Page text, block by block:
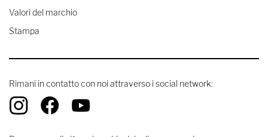
Valori del marchio
Stampa
Rimani in contatto con noi attraverso i social network: